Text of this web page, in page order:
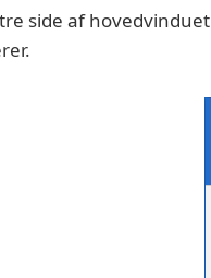
side af